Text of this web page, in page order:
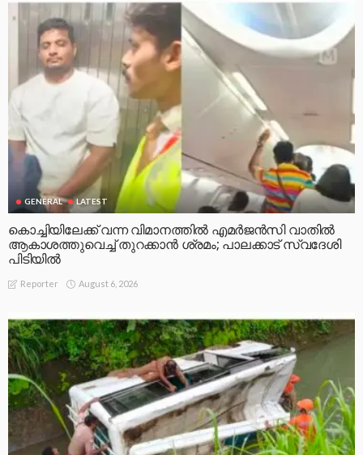
GENERAL LATEST
കൊച്ചിയിലേക്ക് വന്ന വിമാനത്തിൽ എമർജൻസി വാതിൽ
ആകാശത്തുവെച്ച് തുറക്കാൻ ശ്രമം; പാലക്കാട് സ്വദേശി
പിടിയിൽ
Reporter August 6, 2026